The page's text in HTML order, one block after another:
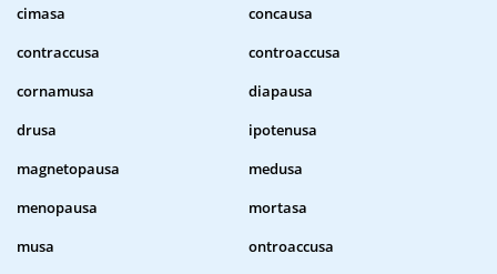
cimasa
concausa
contraccusa
controaccusa
cornamusa
diapausa
drusa
ipotenusa
magnetopausa
medusa
menopausa
mortasa
musa
ontroaccusa